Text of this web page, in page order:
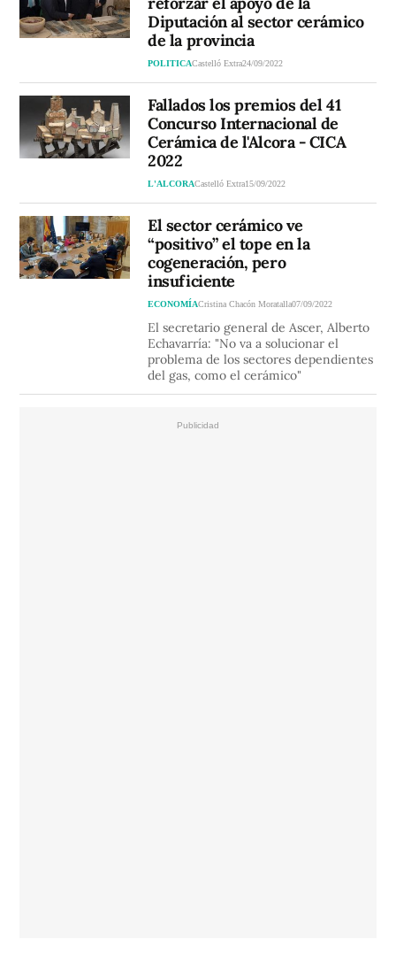
Diputación al sector cerámico
de la provincia
POLITICACastelló Extra24/09/2022
Fallados los premios del 41
Concurso Internacional de
Cerámica de l'Alcora - CICA
2022
L'ALCORACastelló Extra15/09/2022
El sector cerámico ve
“positivo” el tope en la
cogeneración, pero
insuficiente
ECONOMÍACristina Chacón Moratalla07/09/2022
El secretario general de Ascer, Alberto
Echavarría: "No va a solucionar el
problema de los sectores dependientes
del gas, como el cerámico"